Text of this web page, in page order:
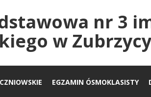
nr 3
w
EGZAMIN ÓSMOKLASISTY